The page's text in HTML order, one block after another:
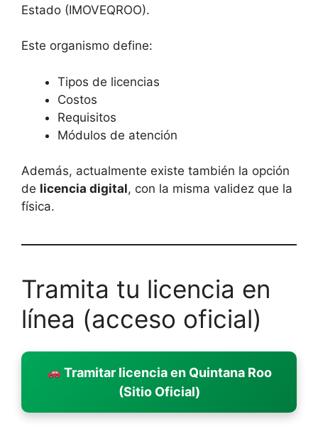
Estado (IMOVEQROO).
Este organismo define:
Tipos de licencias
Costos
Requisitos
Módulos de atención
Además, actualmente existe también la opción
de licencia digital, con la misma validez que la
física.
Tramita tu licencia en
línea (acceso oficial)
Tramitar licencia en Quintana Roo
(Sitio Oficial)